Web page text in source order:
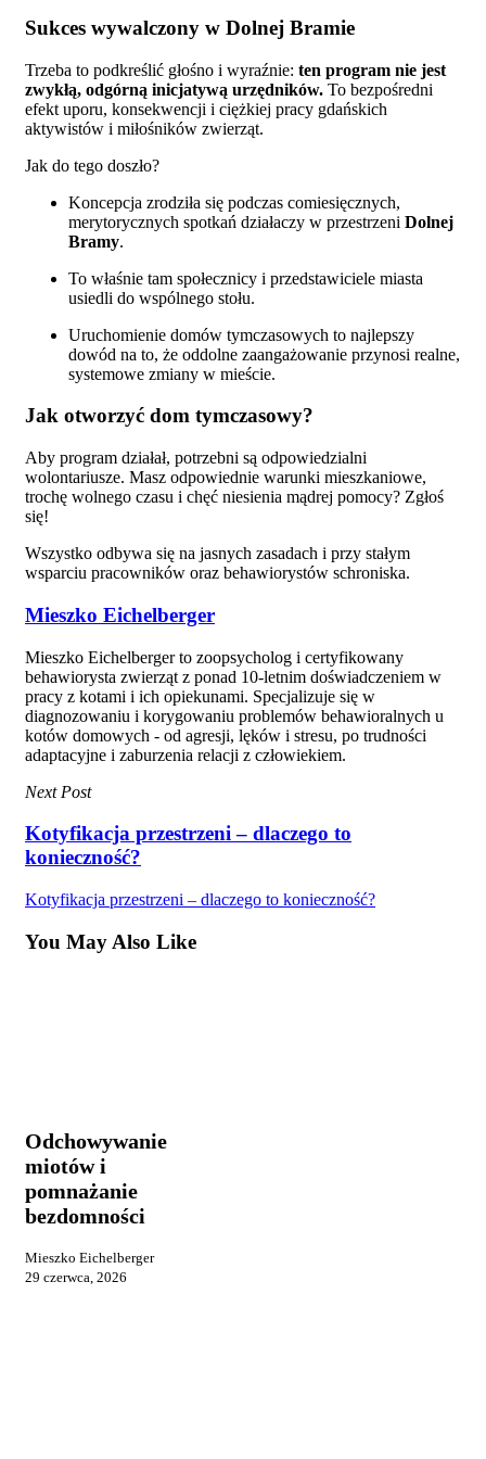
Sukces wywalczony w Dolnej Bramie
Trzeba to podkreślić głośno i wyraźnie: ten program nie jest
zwykłą, odgórną inicjatywą urzędników. To bezpośredni
efekt uporu, konsekwencji i ciężkiej pracy gdańskich
aktywistów i miłośników zwierząt.
Jak do tego doszło?
Koncepcja zrodziła się podczas comiesięcznych,
merytorycznych spotkań działaczy w przestrzeni Dolnej
Bramy.
To właśnie tam społecznicy i przedstawiciele miasta
usiedli do wspólnego stołu.
Uruchomienie domów tymczasowych to najlepszy
dowód na to, że oddolne zaangażowanie przynosi realne,
systemowe zmiany w mieście.
Jak otworzyć dom tymczasowy?
Aby program działał, potrzebni są odpowiedzialni
wolontariusze. Masz odpowiednie warunki mieszkaniowe,
trochę wolnego czasu i chęć niesienia mądrej pomocy? Zgłoś
się!
Wszystko odbywa się na jasnych zasadach i przy stałym
wsparciu pracowników oraz behawiorystów schroniska.
Mieszko Eichelberger
Mieszko Eichelberger to zoopsycholog i certyfikowany
behawiorysta zwierząt z ponad 10-letnim doświadczeniem w
pracy z kotami i ich opiekunami. Specjalizuje się w
diagnozowaniu i korygowaniu problemów behawioralnych u
kotów domowych - od agresji, lęków i stresu, po trudności
adaptacyjne i zaburzenia relacji z człowiekiem.
Next Post
Kotyfikacja przestrzeni – dlaczego to
konieczność?
Kotyfikacja przestrzeni – dlaczego to konieczność?
You May Also Like
i
pomnażanie
bezdomności
Odchowywanie
miotów i
pomnażanie
bezdomności
Mieszko Eichelberger
29 czerwca, 2026